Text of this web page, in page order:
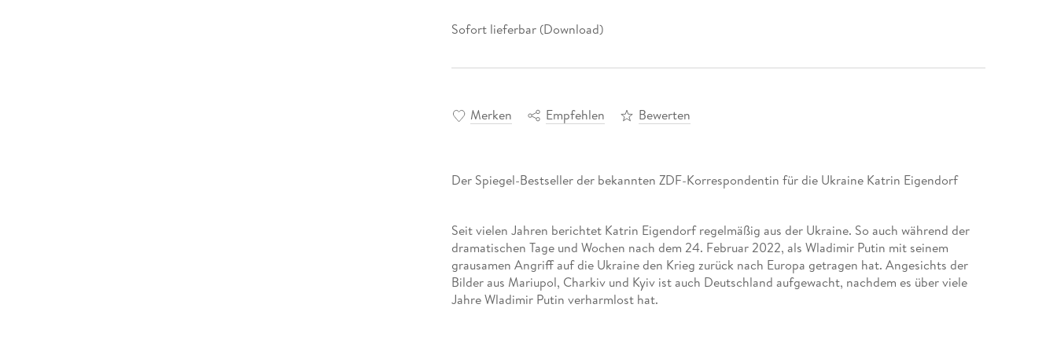
Sofort lieferbar (Download)
Merken Empfehlen Bewerten
Der Spiegel-Bestseller der bekannten ZDF-Korrespondentin für die Ukraine Katrin Eigendorf
Seit vielen Jahren berichtet Katrin Eigendorf regelmäßig aus der Ukraine. So auch während der
dramatischen Tage und Wochen nach dem 24. Februar 2022, als Wladimir Putin mit seinem
grausamen Angriff auf die Ukraine den Krieg zurück nach Europa getragen hat. Angesichts der
Bilder aus Mariupol, Charkiv und Kyiv ist auch Deutschland aufgewacht, nachdem es über viele
Jahre Wladimir Putin verharmlost hat.